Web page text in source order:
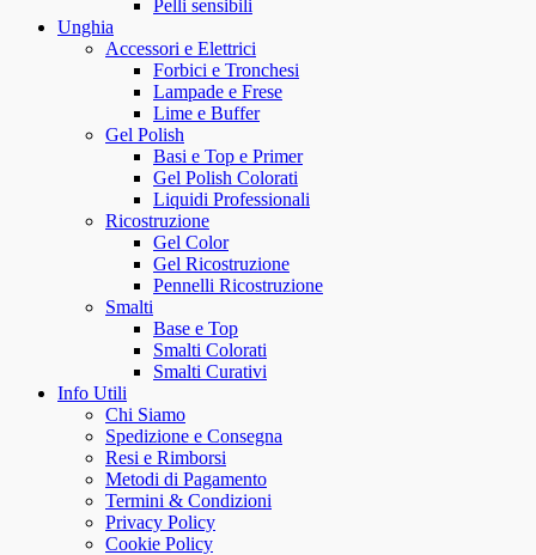
Pelli sensibili
Unghia
Accessori e Elettrici
Forbici e Tronchesi
Lampade e Frese
Lime e Buffer
Gel Polish
Basi e Top e Primer
Gel Polish Colorati
Liquidi Professionali
Ricostruzione
Gel Color
Gel Ricostruzione
Pennelli Ricostruzione
Smalti
Base e Top
Smalti Colorati
Smalti Curativi
Info Utili
Chi Siamo
Spedizione e Consegna
Resi e Rimborsi
Metodi di Pagamento
Termini & Condizioni
Privacy Policy
Cookie Policy